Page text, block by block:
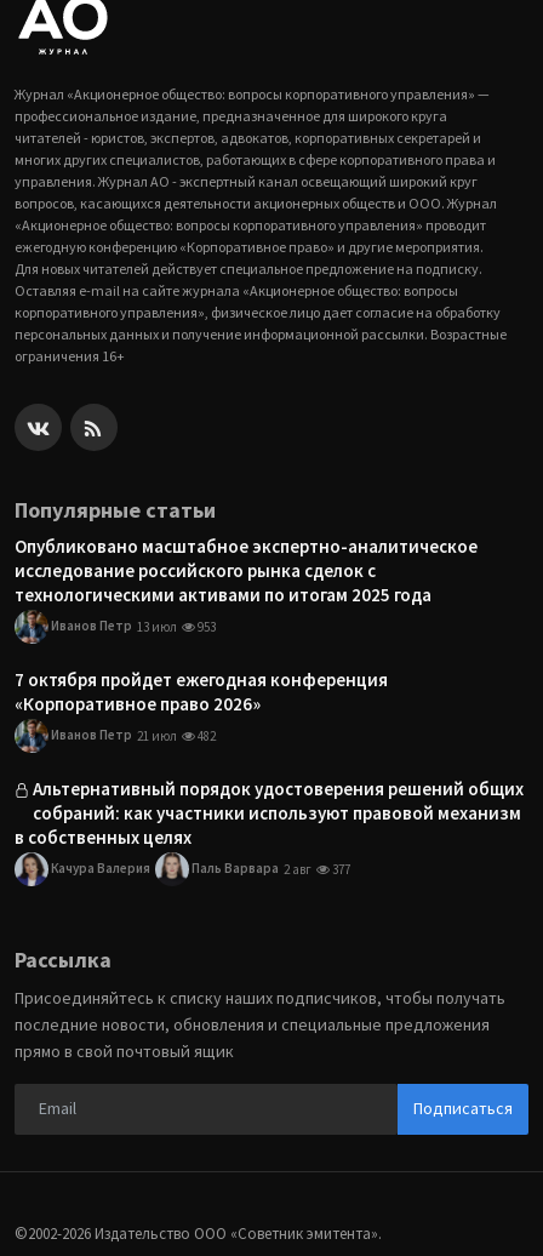
Журнал «Акционерное общество: вопросы корпоративного управления» —
профессиональное издание, предназначенное для широкого круга
читателей - юристов, экспертов, адвокатов, корпоративных секретарей и
многих других специалистов, работающих в сфере корпоративного права и
управления. Журнал АО - экспертный канал освещающий широкий круг
вопросов, касающихся деятельности акционерных обществ и ООО. Журнал
«Акционерное общество: вопросы корпоративного управления» проводит
ежегодную конференцию «Корпоративное право» и другие мероприятия.
Для новых читателей действует специальное предложение на подписку.
Оставляя e-mail на сайте журнала «Акционерное общество: вопросы
корпоративного управления», физическое лицо дает согласие на обработку
персональных данных и получение информационной рассылки. Возрастные
ограничения 16+
Популярные статьи
Опубликовано масштабное экспертно-аналитическое
исследование российского рынка сделок с
технологическими активами по итогам 2025 года
Иванов Петр 13 июл 953
7 октября пройдет ежегодная конференция
«Корпоративное право 2026»
Иванов Петр 21 июл 482
Альтернативный порядок удостоверения решений общих
собраний: как участники используют правовой механизм
в собственных целях
Качура Валерия Паль Варвара 2 авг 377
Рассылка
Присоединяйтесь к списку наших подписчиков, чтобы получать
последние новости, обновления и специальные предложения
прямо в свой почтовый ящик
Подписаться
©2002-2026 Издательство ООО «‎Советник эмитента».